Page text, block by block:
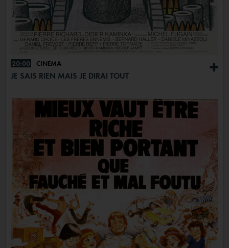
+
20:00 CINÉMA
JE SAIS RIEN MAIS JE DIRAI TOUT